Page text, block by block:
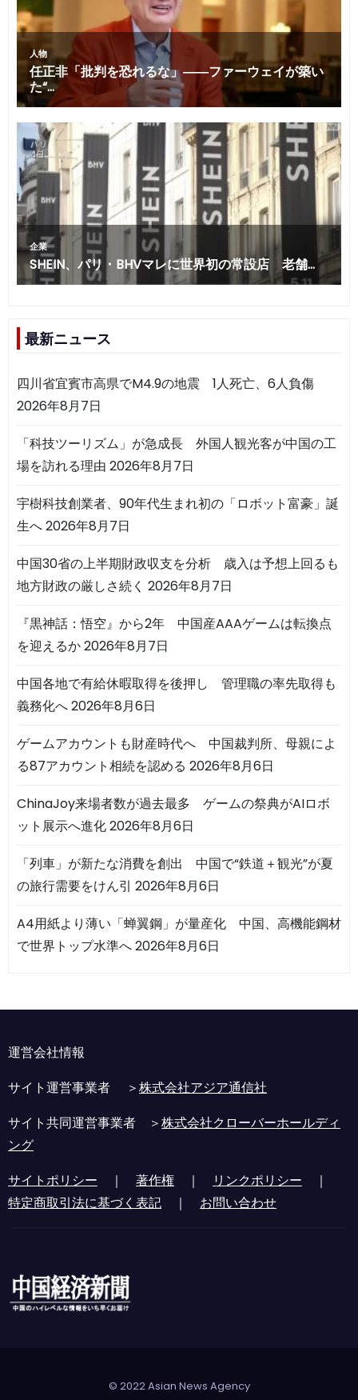
最新ニュース
四川省宜賓市高県でM4.9の地震 1人死亡、6人負傷
2026年8月7日
「科技ツーリズム」が急成長 外国人観光客が中国の工
場を訪れる理由 2026年8月7日
宇樹科技創業者、90年代生まれ初の「ロボット富豪」誕
生へ2026年8月7日
中国30省の上半期財政収支を分析 歳入は予想上回るも
地方財政の厳しさ続く 2026年8月7日
『黒神話：悟空』から2年 中国産AAAゲームは転換点
を迎えるか2026年8月7日
中国各地で有給休暇取得を後押し 管理職の率先取得も
義務化へ2026年8月6日
ゲームアカウントも財産時代へ 中国裁判所、母親によ
る87アカウント相続を認める 2026年8月6日
ChinaJoy来場者数が過去最多 ゲームの祭典がAIロボ
ット展示へ進化2026年8月6日
「列車」が新たな消費を創出 中国で“鉄道＋観光”が夏
の旅行需要をけん引 2026年8月6日
A4用紙より薄い「蝉翼鋼」が量産化 中国、高機能鋼材
で世界トップ水準へ2026年8月6日
運営会社情報
サイト運営事業者 ＞株式会社アジア通信社
サイト共同運営事業者 ＞株式会社クローバーホールディ
ング
サイトポリシー ｜ 著作権 ｜ リンクポリシー ｜
特定商取引法に基づく表記 ｜ お問い合わせ
© 2022 Asian News Agency